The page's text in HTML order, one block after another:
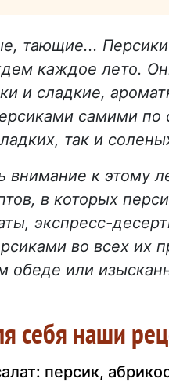
тающие...
каждое лето.
и сладкие,
самими по
так и
внимание к этому
в которых
экспресс-
во всех их
обеде или
себя наши
персик,